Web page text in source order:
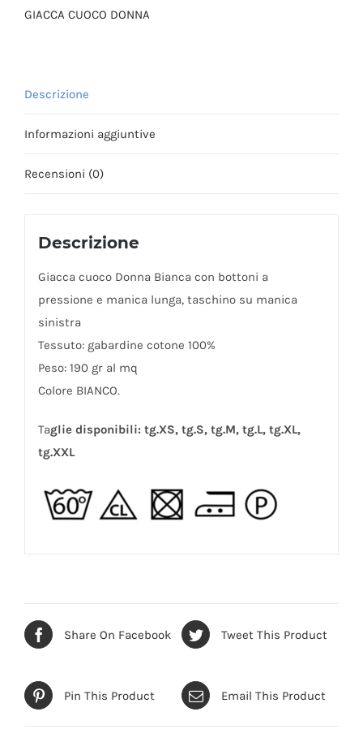
Cotone
GIACCA CUOCO DONNA
Descrizione
Informazioni aggiuntive
Recensioni (0)
Descrizione
Giacca cuoco Donna Bianca con bottoni a
pressione e manica lunga, taschino su manica
sinistra
Tessuto: gabardine cotone 100%
Peso: 190 gr al mq
Colore BIANCO.
Taglie disponibili: tg.XS, tg.S, tg.M, tg.L, tg.XL,
tg.XXL
Share On Facebook Tweet This Product
Pin This Product Email This Product